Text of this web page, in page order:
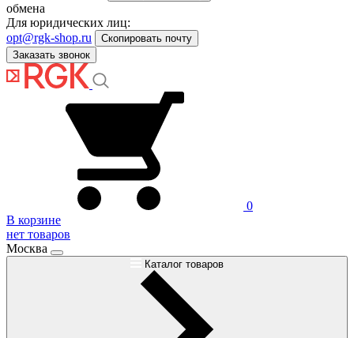
обмена
Для юридических лиц:
opt@rgk-shop.ru
Скопировать почту
Заказать звонок
0
В корзине
нет товаров
Москва
Каталог товаров